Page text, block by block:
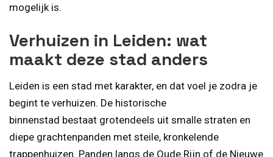
mogelijk is.
Verhuizen in Leiden: wat
maakt deze stad anders
Leiden is een stad met karakter, en dat voel je zodra je
begint te verhuizen. De historische
binnenstad bestaat grotendeels uit smalle straten en
diepe grachtenpanden met steile, kronkelende
trappenhuizen. Panden langs de Oude Rijn of de Nieuwe